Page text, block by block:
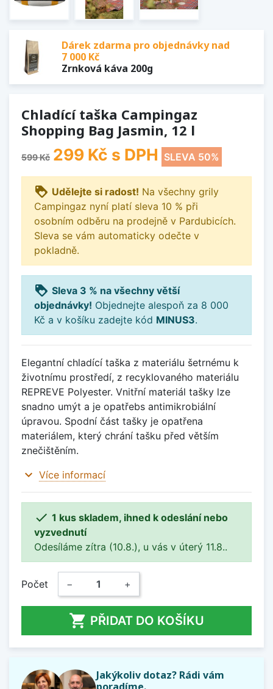
Dárek zdarma pro objednávky nad
7 000 Kč
Zrnková káva 200g
Chladící taška Campingaz
Shopping Bag Jasmin, 12 l
599 Kč 299 Kč s DPH SLEVA 50%
loyalty Udělejte si radost! Na všechny grily
Campingaz nyní platí sleva 10 % při
osobním odběru na prodejně v Pardubicích.
Sleva se vám automaticky odečte v
pokladně.
loyalty Sleva 3 % na všechny větší
objednávky! Objednejte alespoň za 8 000
Kč a v košíku zadejte kód MINUS3.
Elegantní chladící taška z materiálu šetrnému k
životnímu prostředí, z recyklovaného materiálu
REPREVE Polyester. Vnitřní materiál tašky lze
snadno umýt a je opatřebs antimikrobiální
úpravou. Spodní část tašky je opatřena
materiálem, který chrání tašku před větším
znečištěním.
expand_more Více informací
 1 kus skladem, ihned k odeslání nebo
vyzvednutí
Odesíláme zítra (10.8.), u vás v úterý 11.8..
Počet − +
 PŘIDAT DO KOŠÍKU
Jakýkoliv dotaz? Rádi vám